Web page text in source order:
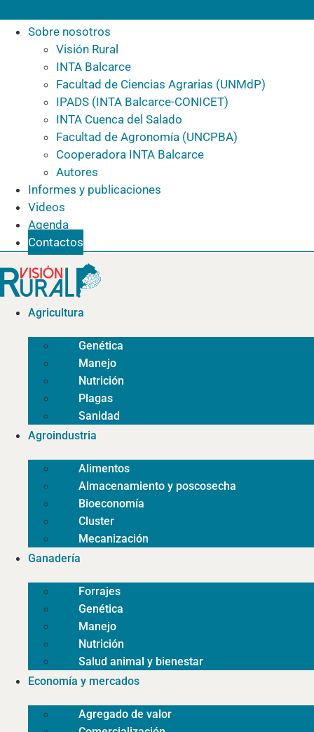
Sobre nosotros
Visión Rural
INTA Balcarce
Facultad de Ciencias Agrarias (UNMdP)
IPADS (INTA Balcarce-CONICET)
INTA Cuenca del Salado
Facultad de Agronomía (UNCPBA)
Cooperadora INTA Balcarce
Autores
Informes y publicaciones
Videos
Agenda
Contactos
Agricultura
Genética
Manejo
Nutrición
Plagas
Sanidad
Agroindustria
Alimentos
Almacenamiento y poscosecha
Bioeconomía
Cluster
Mecanización
Ganadería
Forrajes
Genética
Manejo
Nutrición
Salud animal y bienestar
Economía y mercados
Agregado de valor